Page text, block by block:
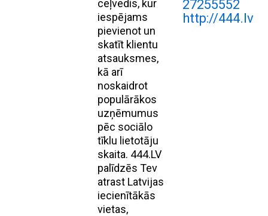
ceļvedis, kur
iespējams
pievienot un
skatīt klientu
atsauksmes,
kā arī
noskaidrot
populārākos
uzņēmumus
pēc sociālo
tīklu lietotāju
skaita. 444.LV
palīdzēs Tev
atrast Latvijas
iecienītākās
vietas,
27255552
http://444.lv